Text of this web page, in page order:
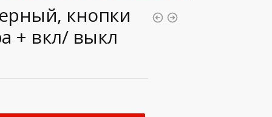
кнопки
+ вкл/ выкл